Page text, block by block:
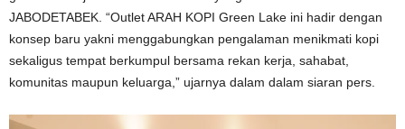
JABODETABEK. “Outlet ARAH KOPI Green Lake ini hadir dengan
konsep baru yakni menggabungkan pengalaman menikmati kopi
sekaligus tempat berkumpul bersama rekan kerja, sahabat,
komunitas maupun keluarga,” ujarnya dalam dalam siaran pers.